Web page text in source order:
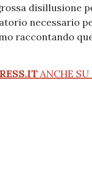
disillusione
necessario
raccontando
ANCHE SU